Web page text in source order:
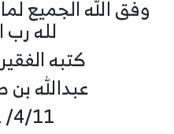
وفق الله الجميع
لله رب
كتبه
عبدالله بن
4/11/ 1431هـ